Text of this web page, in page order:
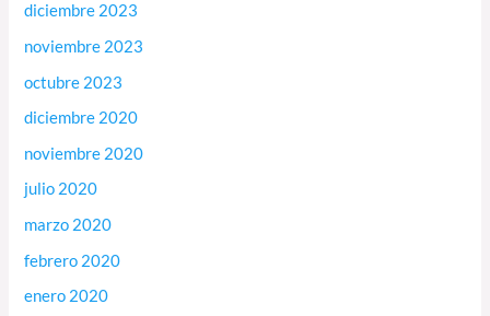
diciembre 2023
noviembre 2023
octubre 2023
diciembre 2020
noviembre 2020
julio 2020
marzo 2020
febrero 2020
enero 2020